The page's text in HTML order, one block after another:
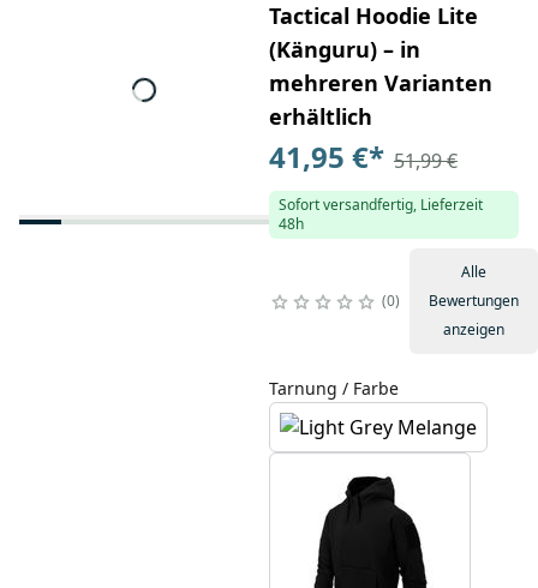
Tactical Hoodie Lite
(Känguru) – in
mehreren Varianten
erhältlich
41,95 €* 51,99 €
Sofort versandfertig, Lieferzeit
48h
0
Alle
Bewertungen
anzeigen
Tarnung / Farbe